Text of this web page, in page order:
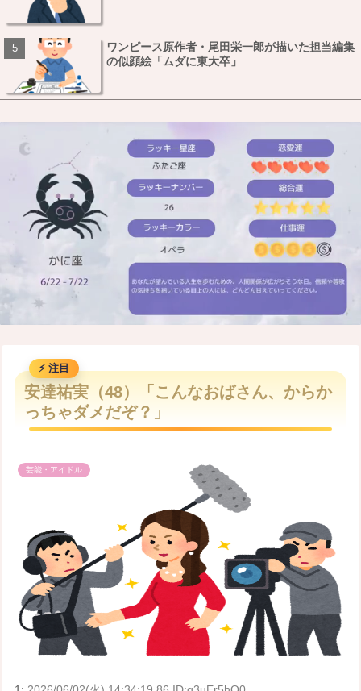
ワンピース原作者・尾田栄一郎が描いた担当編集
の似顔絵「ムダに東大卒」
M
u
安達祐実（48）「こんなおばさん、からか
っちゃダメだぞ？」
芸能・アイドル